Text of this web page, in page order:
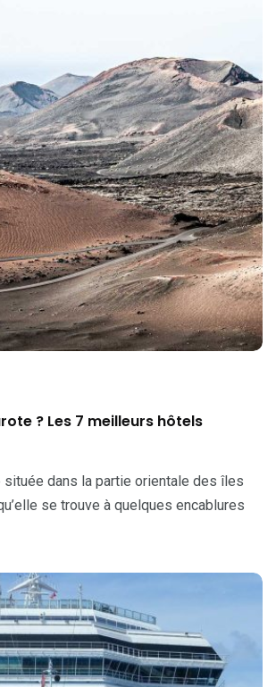
? Les 7 meilleurs hôtels
située dans la partie orientale des îles
se trouve à quelques encablures